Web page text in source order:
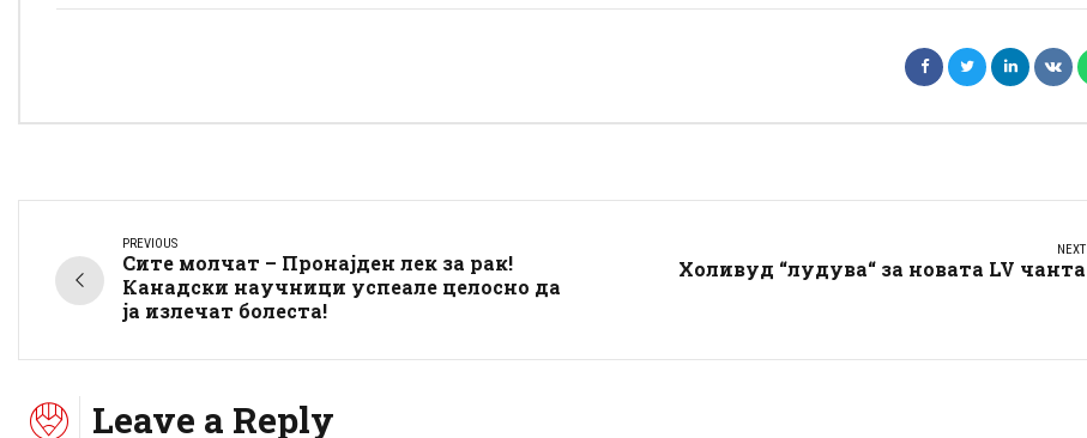
PREVIOUS
Сите молчат – Пронајден лек за рак!
Канадски научници успеале целосно да
ја излечат болеста!
NEXT
Холивуд “лудува“ за новата LV чанта
Leave a Reply